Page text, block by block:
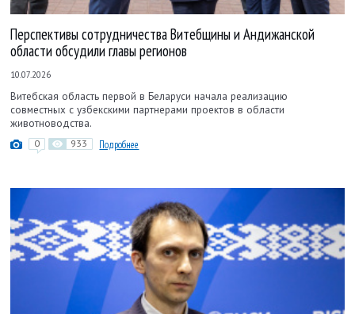
Перспективы сотрудничества Витебщины и Андижанской
области обсудили главы регионов
10.07.2026
Витебская область первой в Беларуси начала реализацию
совместных с узбекскими партнерами проектов в области
животноводства.
0 933 Подробнее